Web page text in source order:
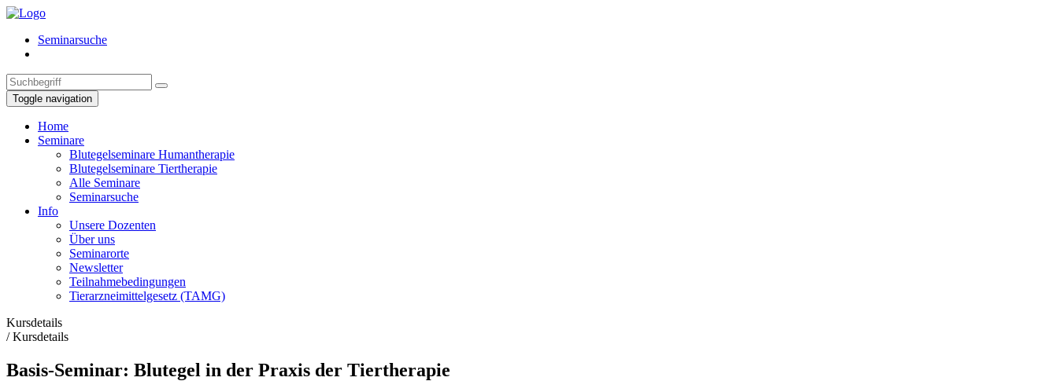
Seminarsuche
Toggle navigation
Home
Seminare
Blutegelseminare Humantherapie
Blutegelseminare Tiertherapie
Alle Seminare
Seminarsuche
Info
Unsere Dozenten
Über uns
Seminarorte
Newsletter
Teilnahmebedingungen
Tierarzneimittelgesetz (TAMG)
Kursdetails
/Kursdetails
Basis-Seminar: Blutegel in der Praxis der Tiertherapie